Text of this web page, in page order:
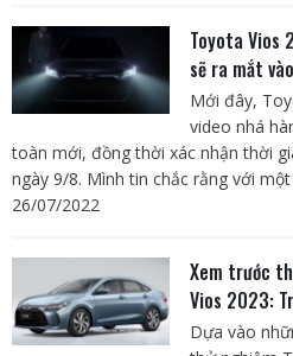
Toyota Vios
sẽ ra mắt
Mới đây,
video nhá
toàn mới, đồng thời xác nhận thời
ngày 9/8. Mình tin chắc rằng với
26/07/2022
Xem trước
Vios 2023:
Dựa vào